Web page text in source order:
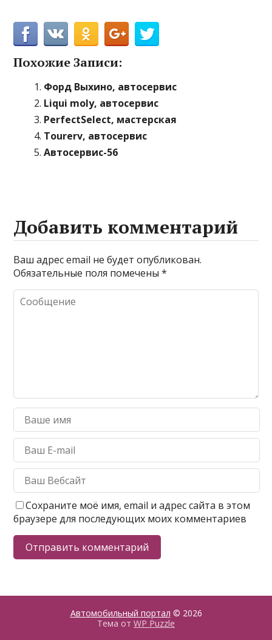
Похожие Записи:
Форд Выхино, автосервис
Liqui moly, автосервис
PerfectSelect, мастерская
Tourerv, автосервис
Автосервис-56
Добавить комментарий
Ваш адрес email не будет опубликован.
Обязательные поля помечены*
Сохраните моё имя, email и адрес сайта в этом
браузере для последующих моих комментариев
Автомобильный портал © 2026
Тема от WP Puzzle